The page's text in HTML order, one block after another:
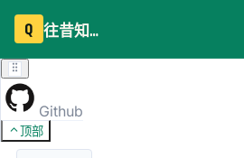
Q 往昔知识库
Github
顶部